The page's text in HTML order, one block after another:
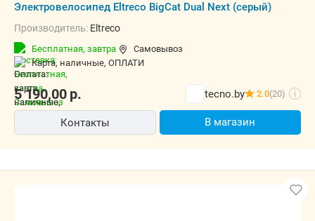
Электровелосипед Eltreco BigCat Dual Next (серый)
Производитель: Eltreco
Бесплатная, завтра
Самовывоз
карта, наличные, ОПЛАТИ
5 190,00р. tecno.by 2.0(20) i
Контакты В магазин